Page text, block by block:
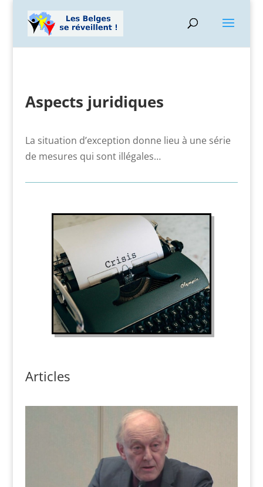
Aspects juridiques
La situation d’exception donne lieu à une série
de mesures qui sont illégales…
Articles